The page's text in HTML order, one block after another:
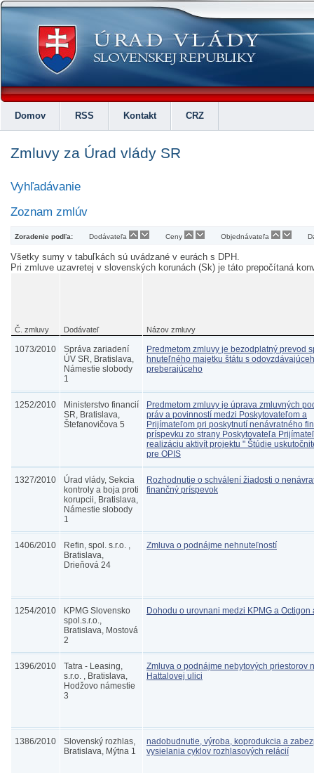
Domov RSS Kontakt CRZ
Zmluvy za Úrad vlády SR
Vyhľadávanie
Zoznam zmlúv
Zoradenie podľa: Dodávateľa Ceny Objednávateľa
Všetky sumy v tabuľkách sú uvádzané v eurách s DPH.
Pri zmluve uzavretej v slovenských korunách (Sk) je táto prepočítaná
Č. zmluvy Dodávateľ Názov zmluvy
1073/2010
Správa zariadení
ÚV SR, Bratislava,
Námestie slobody
1
Predmetom zmluvy je bezodplatný prevod
hnuteľného majetku štátu s
preberajúceho
1252/2010
Ministerstvo financií
SR, Bratislava,
Štefanovičova 5
Predmetom zmluvy je úprava zmluvných
práv a povinností medzi Poskytovateľom a
Prijímateľom pri poskytnutí nenávratného
príspevku zo strany Poskytovateľa
realizáciu aktivít projektu " Štúdie
pre OPIS
1327/2010
Úrad vlády, Sekcia
kontroly a boja proti
korupcii, Bratislava,
Námestie slobody
1
Rozhodnutie o schválení žiadosti o
finančný príspevok
1406/2010
Refin, spol. s.r.o. ,
Bratislava,
Drieňová 24
Zmluva o podnájme nehnuteľností
1254/2010
KPMG Slovensko
spol.s.r.o.,
Bratislava, Mostová
2
Dohodu o urovnani medzi KPMG a Octigon
1396/2010
Tatra - Leasing,
s.r.o. , Bratislava,
Hodžovo námestie
3
Zmluva o podnájme nebytových priestorov
Hattalovej ulici
1386/2010
Slovenský rozhlas,
Bratislava, Mýtna 1
nadobudnutie, výroba, koprodukcia a
vysielania cyklov rozhlasových relácií